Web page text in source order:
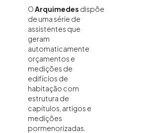
O Arquimedes dispõe
de uma série de
assistentes que
geram
automaticamente
orçamentos e
medições de
edifícios de
habitação com
estrutura de
capítulos, artigos e
medições
pormenorizadas.